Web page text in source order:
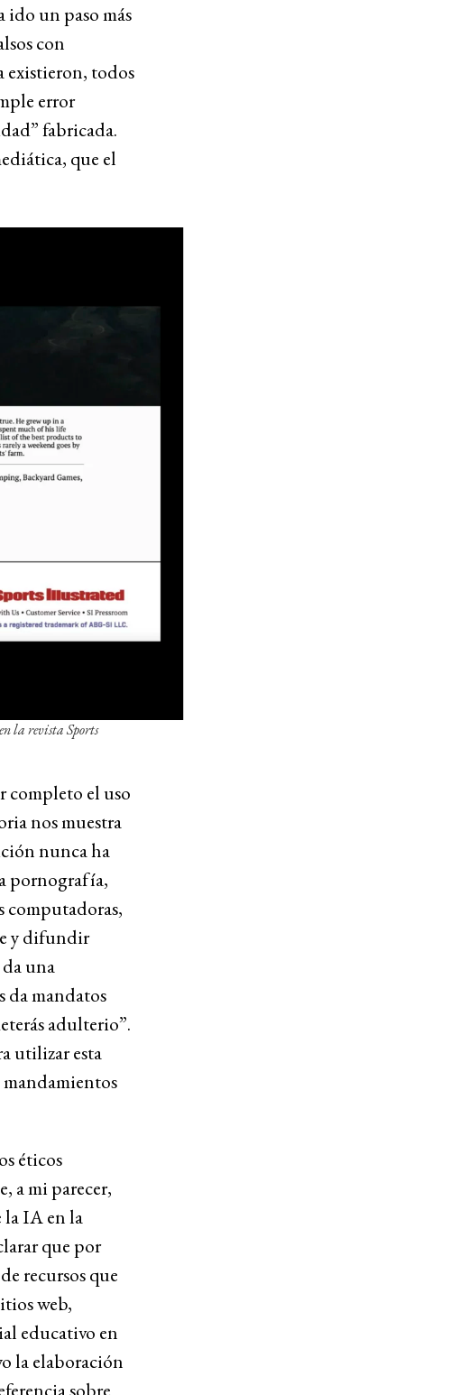
ido un paso más
con
existieron, todos
error
fabricada.
que el
la revistaSports
completo el uso
nos muestra
nunca ha
pornografía,
computadoras,
y difundir
una
da mandatos
adulterio”.
utilizar esta
éticos
a mi parecer,
la IA en la
que por
recursos que
web,
educativo en
la elaboración
sobre